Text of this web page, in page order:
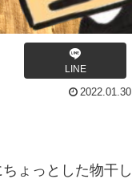
LINE
2022.01.30
ょっとした物干し